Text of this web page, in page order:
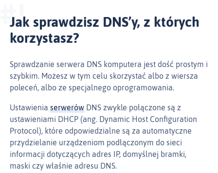
Jak sprawdzisz DNS’y, z których
korzystasz?
Sprawdzanie serwera DNS komputera jest dość prostym i
szybkim. Możesz w tym celu skorzystać albo z wiersza
poleceń, albo ze specjalnego oprogramowania.
Ustawienia serwerów DNS zwykle połączone są z
ustawieniami DHCP (ang. Dynamic Host Configuration
Protocol), które odpowiedzialne są za automatyczne
przydzielanie urządzeniom podłączonym do sieci
informacji dotyczących adres IP, domyślnej bramki,
maski czy właśnie adresu DNS.